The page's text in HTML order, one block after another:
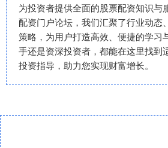
为投资者提供全面的股票配资知识与
配资门户论坛，我们汇聚了行业动态
策略，为用户打造高效、便捷的学习
手还是资深投资者，都能在这里找到
投资指导，助力您实现财富增长。